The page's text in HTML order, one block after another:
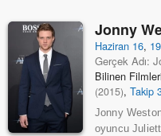
Jonny
Haziran 16,
Gerçek Adı:
Bilinen
(2015),Takip
Jonny
oyuncu